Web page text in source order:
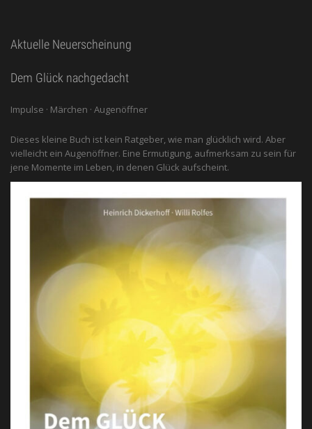
Aktuelle Neuerscheinung
Dem Glück nachgedacht
Impulse · Märchen · Augenöffner
Dieses kleine Buch ist kein Ratgeber, wie man glücklich wird. Aber
vielleicht ein Augenöffner. Eine Ermutigung, aufmerksam zu sein für
jene Momente im Leben, in denen Glück aufscheint.